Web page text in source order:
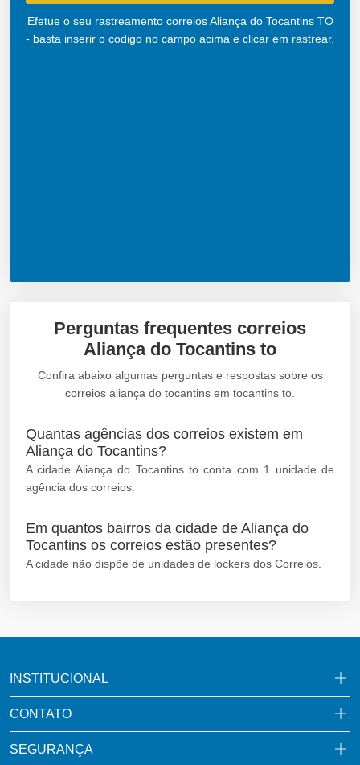
Efetue o seu rastreamento correios Aliança do Tocantins TO
- basta inserir o codigo no campo acima e clicar em rastrear.
Perguntas frequentes correios
Aliança do Tocantins to
Confira abaixo algumas perguntas e respostas sobre os
correios aliança do tocantins em tocantins to.
Quantas agências dos correios existem em
Aliança do Tocantins?
A cidade Aliança do Tocantins to conta com 1 unidade de
agência dos correios.
Em quantos bairros da cidade de Aliança do
Tocantins os correios estão presentes?
A cidade não dispõe de unidades de lockers dos Correios.
INSTITUCIONAL
CONTATO
SEGURANÇA